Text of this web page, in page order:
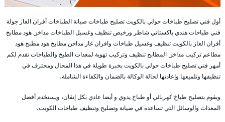
أول فني تصليح طباخات حولي بالكويت تصليح طباخات صيانة الطباخات أفران الغاز جولة
فني طباخات هندي باكستاني شاطر ورخيص تنظيف وغسيل الطباخات مداخن هود مطابخ
أفران الغاز بالكويت تنظيف وغسيل طباخات وافران غاز مداخن مطابخ هود مطبخ هود
مطاعم تركيب مداخن المطابخ تنظيف وتركيب تهوية لمعدات الطبخ والطباخات نقدم لكم
أمهر فني تصليح طباخات حولي بالكويت بخبرة طويلة في هذا المجال ومحترف في
تنظيفها وتلميعها وإعادتها لحالة الوكالة بالضمان والكفاءة الشاملة،
ويقوم بتصليح طباخ كهربائي أو طباخ يدوي و أيضا عادي بكل إتقان، ويستخدم أفضل
المعدات والوسائل التي تساعده في صيانة وتصليح وتنظيف طباخات الكويت،